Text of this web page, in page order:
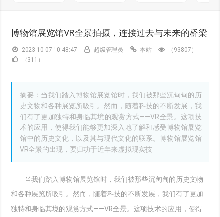
博物馆展览馆VR全景拍摄，连接过去与未来的桥梁
2023-10-07 10:48:47 超级管理员 本站
（93807）
（311）
摘要：当我们踏入博物馆展览馆时，我们被那些沉甸甸的历
史文物和各种展览所吸引。然而，随着科技的不断发展，我
们有了更加独特和身临其境的观赏方式——VR全景。这项技
术的应用，使得我们能够更加深入地了解和感受博物馆展览
馆中的历史文化，以及其与现代文化的联系。博物馆展览馆
VR全景的出现，要归功于近年来虚拟现实技
当我们踏入博物馆展览馆时，我们被那些沉甸甸的历史文物
和各种展览所吸引。然而，随着科技的不断发展，我们有了更加
独特和身临其境的观赏方式——VR全景。这项技术的应用，使得